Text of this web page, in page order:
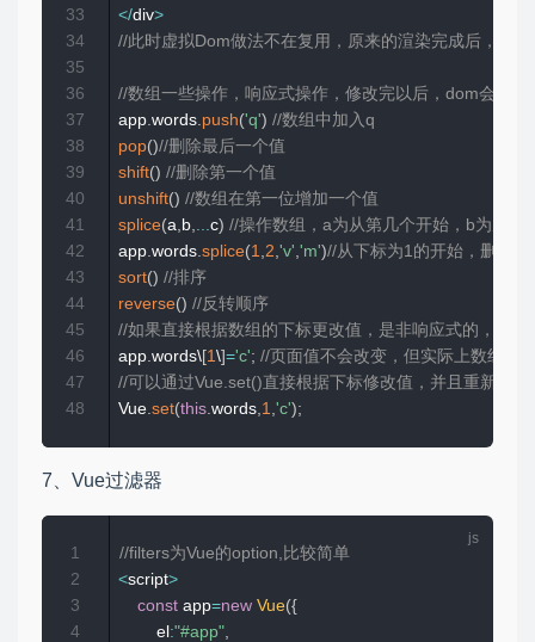
</div>
//此时虚拟Dom做法不在复用，原来的渲染完成后，直
//数组一些操作，响应式操作，修改完以后，dom会立即
app.words.push('q') //数组中加入q
pop()//删除最后一个值
shift() //删除第一个值
unshift() //数组在第一位增加一个值
splice(a, b,...c) //操作数组，a为从第几个开始，b为从a
app.words.splice(1,2,'v','m')//从下标为1的开始，删除2
sort() //排序
reverse() //反转顺序
//如果直接根据数组的下标更改值，是非响应式的，dom
app.words\[1\]='c'; //页面值不会改变，但实际上数组值
//可以通过Vue.set()直接根据下标修改值，并且重新渲染
Vue.set(this.words,1,'c');
33
34
35
36
37
38
39
40
41
42
43
44
45
46
47
48
7、Vue过滤器
//filters为Vue的option,比较简单
<script>
const app=new Vue({
        el
:"#app"
1
2
3
4